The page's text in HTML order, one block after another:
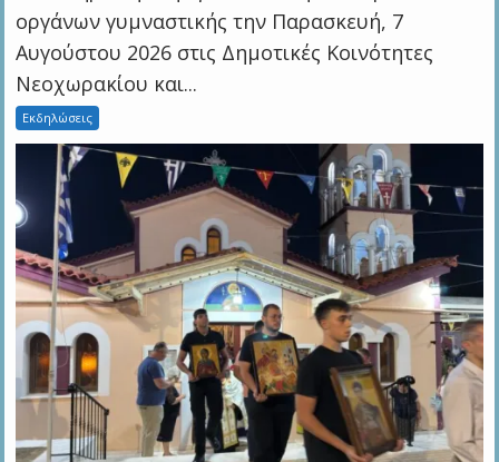
οργάνων γυμναστικής την Παρασκευή, 7
Αυγούστου 2026 στις Δημοτικές Κοινότητες
Νεοχωρακίου και...
Εκδηλώσεις